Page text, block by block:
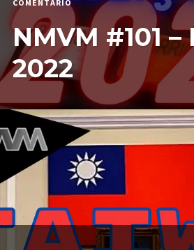
COMENTÁRIO
NMVM
#101
–
ELEIÇÕES
2022
NMVM #101
2022